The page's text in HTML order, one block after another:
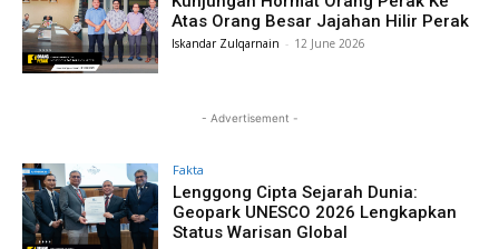
Atas Orang Besar Jajahan Hilir Perak
Iskandar Zulqarnain - 12 June 2026
- Advertisement -
Fakta
Lenggong Cipta Sejarah Dunia:
Geopark UNESCO 2026 Lengkapkan
Status Warisan Global